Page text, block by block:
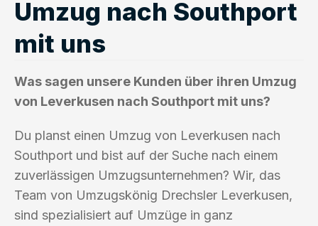
Umzug nach Southport
mit uns
Was sagen unsere Kunden über ihren Umzug
von Leverkusen nach Southport mit uns?
Du planst einen Umzug von Leverkusen nach
Southport und bist auf der Suche nach einem
zuverlässigen Umzugsunternehmen? Wir, das
Team von Umzugskönig Drechsler Leverkusen,
sind spezialisiert auf Umzüge in ganz